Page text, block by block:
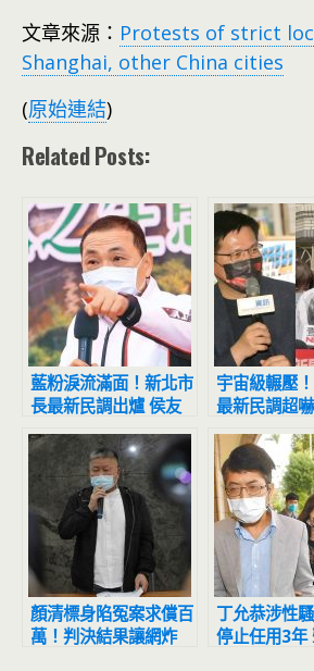
文章來源： Protests of strict
Shanghai, other China cities
(原始連結)
Related Posts:
藍粉淚流滿面！新北市
長最新民調出爐 侯友
宜超震撼
宇宙級輾壓
最新民調超
驚：滅亡計
顏清標身陷冤案求償百
萬！判決結果讓網炸
丁允恭涉性
停止任用3年